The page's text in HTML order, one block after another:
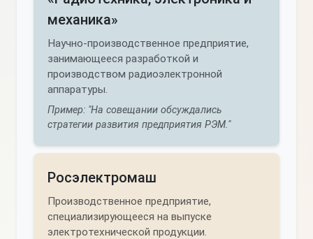
механика»
Научно-производственное предприятие,
занимающееся разработкой и
производством радиоэлектронной
аппаратуры.
Пример: "На совещании обсуждались
стратегии развития предприятия РЭМ."
Росэлектромаш
Производственное предприятие,
специализирующееся на выпуске
электротехнической продукции.